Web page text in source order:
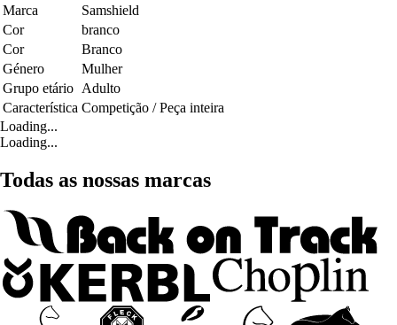
Marca
Samshield
Cor
branco
Cor
Branco
Género
Mulher
Grupo etário Adulto
Característica Competição / Peça inteira
Loading...
Loading...
Todas as nossas marcas